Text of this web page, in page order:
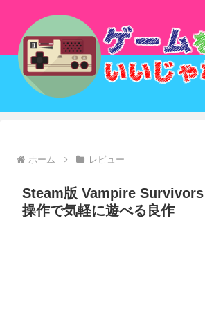
ホーム レビュー
Steam版 Vampire
操作で気軽に遊べる良作